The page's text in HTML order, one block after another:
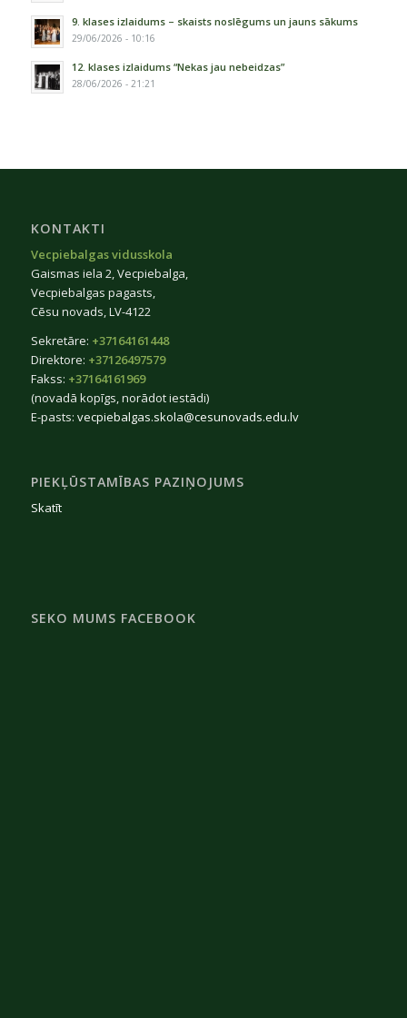
9. klases izlaidums – skaists noslēgums un jauns sākums
29/06/2026 - 10:16
12. klases izlaidums “Nekas jau nebeidzas”
28/06/2026 - 21:21
KONTAKTI
Vecpiebalgas vidusskola
Gaismas iela 2, Vecpiebalga,
Vecpiebalgas pagasts,
Cēsu novads, LV-4122
Sekretāre: +37164161448
Direktore: +37126497579
Fakss: +37164161969
(novadā kopīgs, norādot iestādi)
E-pasts: vecpiebalgas.skola@cesunovads.edu.lv
PIEKĻŪSTAMĪBAS PAZIŅOJUMS
Skatīt
SEKO MUMS FACEBOOK